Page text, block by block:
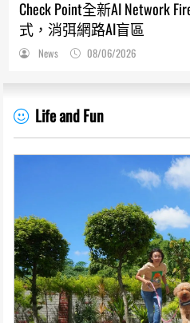
Check Point全新AI Network
式，消弭網路AI盲區
News 08/06/2026
Life and Fun